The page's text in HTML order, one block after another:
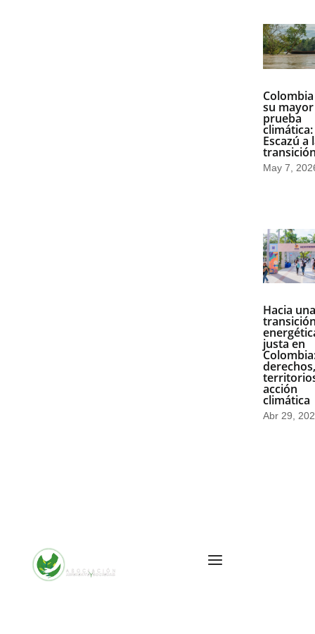
su mayor
prueba
Escazú a
May 7,
Hacia una
justa en
derechos,
acción
climática
Abr 29,